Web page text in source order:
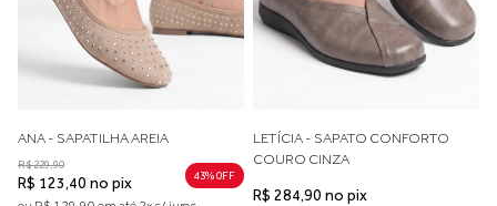
ANA - SAPATILHA AREIA
R$ 229,90
R$ 123,40 no pix 43% 0FF
LETÍCIA - SAPATO CONFORTO
COURO CINZA
R$ 284,90 no pix